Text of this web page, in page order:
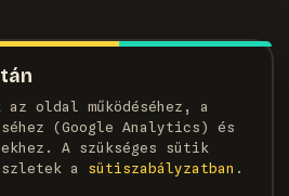
oldal működéséhez, a
(Google Analytics) és
A szükséges sütik
a
süti­szabályzatban .